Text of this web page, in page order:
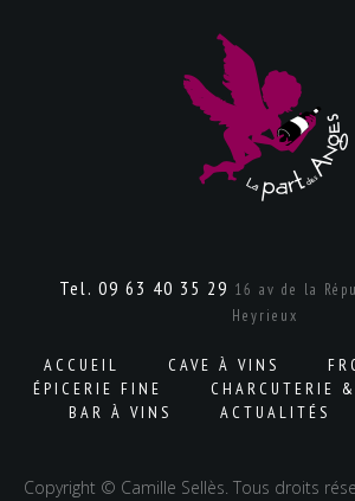
Tel. 09 63 40 35 29 16 av de la
Heyrieux
ACCUEIL CAVE À VINS
ÉPICERIE FINE
CHARCUTERIE
BAR À VINS
ACTUALITÉS
Copyright © Camille Sellès. Tous droits